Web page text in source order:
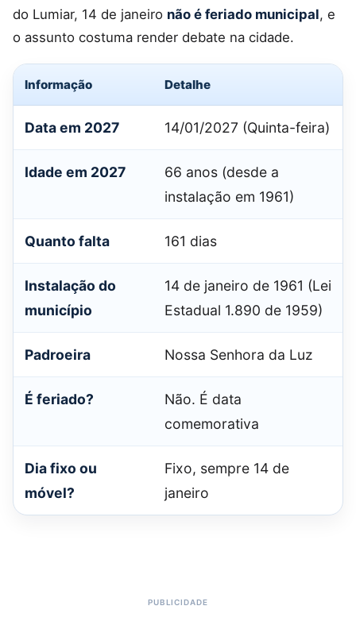
do Lumiar, 14 de janeiro não é feriado municipal, e
o assunto costuma render debate na cidade.
Informação Detalhe
Data em 2027 14/01/2027 (Quinta-feira)
Idade em 2027
66 anos (desde a
instalação em 1961)
Quanto falta 161 dias
Instalação do
município
14 de janeiro de 1961 (Lei
Estadual 1.890 de 1959)
Padroeira Nossa Senhora da Luz
É feriado?
Não. É data
comemorativa
Dia fixo ou
móvel?
Fixo, sempre 14 de
janeiro